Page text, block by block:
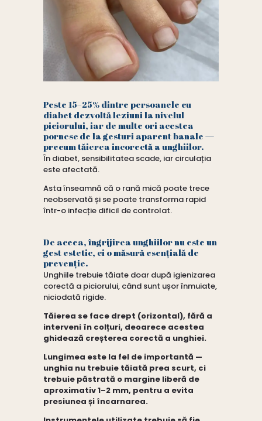
Peste 15–25% dintre persoanele cu
diabet dezvoltă leziuni la nivelul
piciorului, iar de multe ori acestea
pornesc de la gesturi aparent banale —
precum tăierea incorectă a unghiilor.
În diabet, sensibilitatea scade, iar circulația
este afectată.
Asta înseamnă că o rană mică poate trece
neobservată și se poate transforma rapid
într-o infecție dificil de controlat.
De aceea, îngrijirea unghiilor nu este un
gest estetic, ci o măsură esențială de
prevenție.
Unghiile trebuie tăiate doar după igienizarea
corectă a piciorului, când sunt ușor înmuiate,
niciodată rigide.
Tăierea se face drept (orizontal), fără a
interveni în colțuri, deoarece acestea
ghidează creșterea corectă a unghiei.
Lungimea este la fel de importantă —
unghia nu trebuie tăiată prea scurt, ci
trebuie păstrată o margine liberă de
aproximativ 1–2 mm, pentru a evita
presiunea și încarnarea.